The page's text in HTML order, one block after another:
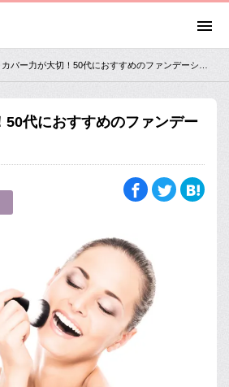
50代におすすめのファンデー